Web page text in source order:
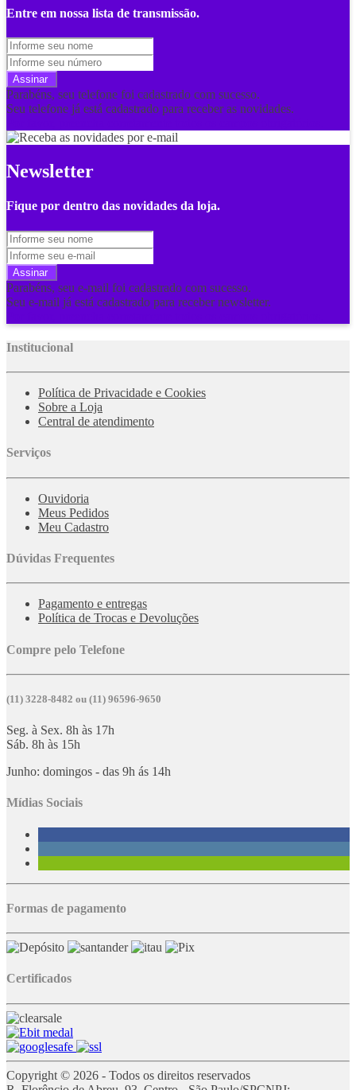
Entre em nossa lista de transmissão.
Assinar
Parabéns, seu telefone foi cadastrado com sucesso.
Seu telefone já está cadastrado para receber as novidades.
Newsletter
Fique por dentro das novidades da loja.
Assinar
Parabéns, seu e-mail foi cadastrado com sucesso.
Seu e-mail já está cadastrado para receber newsletter.
Institucional
Política de Privacidade e Cookies
Sobre a Loja
Central de atendimento
Serviços
Ouvidoria
Meus Pedidos
Meu Cadastro
Dúvidas Frequentes
Pagamento e entregas
Política de Trocas e Devoluções
Compre pelo Telefone
(11) 3228-8482 ou (11) 96596-9650
Seg. à Sex. 8h às 17h
Sáb. 8h às 15h
Junho: domingos - das 9h ás 14h
Mídias Sociais
Formas de pagamento
Certificados
Copyright © 2026 - Todos os direitos reservados